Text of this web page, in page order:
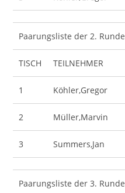
Paarungsliste der 2. Runde
TISCH TEILNEHMER
1 Köhler,Gregor
2 Müller,Marvin
3 Summers,Jan
Paarungsliste der 3. Runde